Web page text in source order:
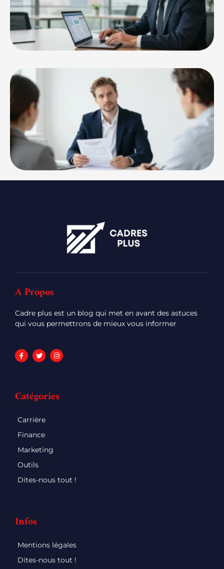
A Propos
Cadre plus est un blog qui met en avant des astuces
qui vous permettrons de mieux vous informer
Catégories
Carrière
Finance
Marketing
Outils
Dites-nous tout !
Infos
Mentions légales
Dites-nous tout !